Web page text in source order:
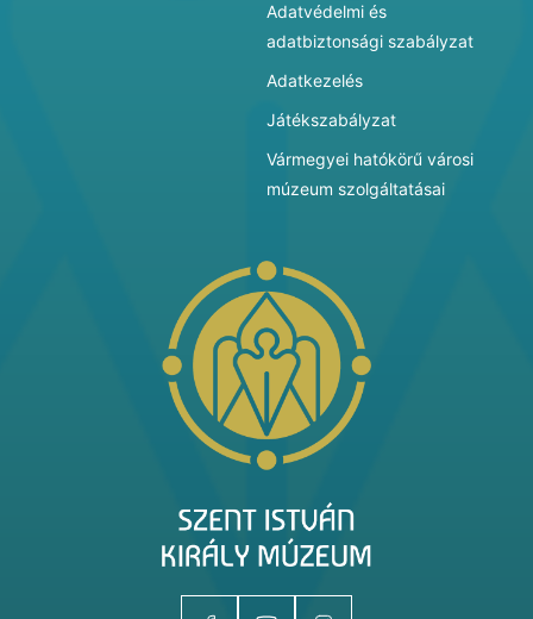
Adatvédelmi és
adatbiztonsági szabályzat
Adatkezelés
Játékszabályzat
Vármegyei hatókörű városi
múzeum szolgáltatásai